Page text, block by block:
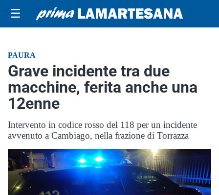
☰
PAURA
Grave incidente tra due
macchine, ferita anche una
12enne
Intervento in codice rosso del 118 per un incidente
avvenuto a Cambiago, nella frazione di Torrazza